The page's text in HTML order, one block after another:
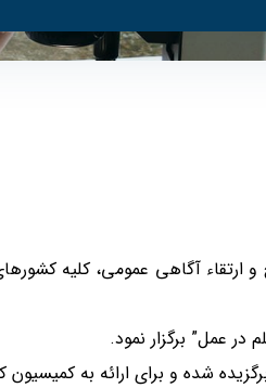
روز جهانی ایمنی مواد غذایی هر سال در تاریخ 7 ژوئن به
عمل” برگزار نمود.
شده و برای ارائه به